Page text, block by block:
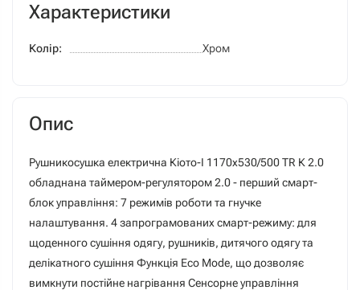
Характеристики
Колір: Хром
Опис
Рушникосушка електрична Кіото-I 1170х530/500 TR К 2.0
обладнана таймером-регулятором 2.0 - перший смарт-
блок управління: 7 режимів роботи та гнучке
налаштування. 4 запрограмованих смарт-режиму: для
щоденного сушіння одягу, рушників, дитячого одягу та
делікатного сушіння Функція Eco Mode, що дозволяє
вимкнути постійне нагрівання Сенсорне управління